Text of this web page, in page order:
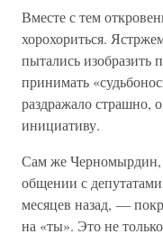
Вместе с тем
хорохориться.
пытались
принимать
раздражало страшно,
инициативу.
Сам же Черномырдин,
общении с
месяцев назад, —
на «ты». Это не